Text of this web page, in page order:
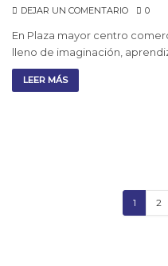
DEJAR UN COMENTARIO
0
En Plaza mayor centro
lleno de imaginación,
LEER MÁS
1 2